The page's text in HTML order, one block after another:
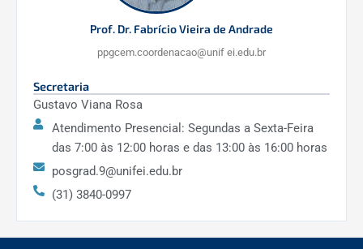
Prof. Dr. Fabrício Vieira de Andrade
ppgcem.coordenacao@unif ei.edu.br
Secretaria
Gustavo Viana Rosa
Atendimento Presencial: Segundas a Sexta-Feira
das 7:00 às 12:00 horas e das 13:00 às 16:00 horas
posgrad.9@unifei.edu.br
(31) 3840-0997